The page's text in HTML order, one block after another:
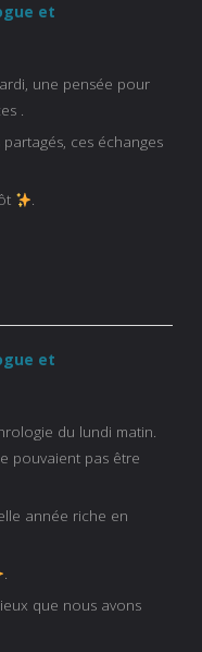
et
une pensée pour
.
ces échanges
.
et
du lundi matin.
pouvaient pas être
année riche en
.
que nous avons